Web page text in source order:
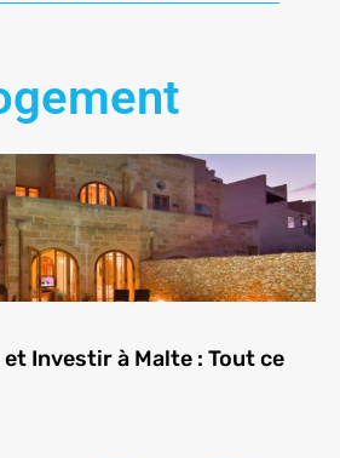
Investir à Malte : Tout ce